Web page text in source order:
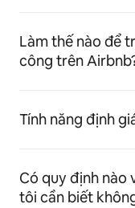
Làm thế nào để
công trên
Tính năng định
Có quy định nào
tôi cần biết